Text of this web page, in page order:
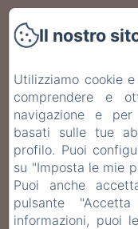
EN
Il nostro
Utilizziamo cookie
comprendere e
navigazione e
basati sulle tue
profilo. Puoi
su "Imposta le mie
Puoi anche
pulsante
informazioni, puoi